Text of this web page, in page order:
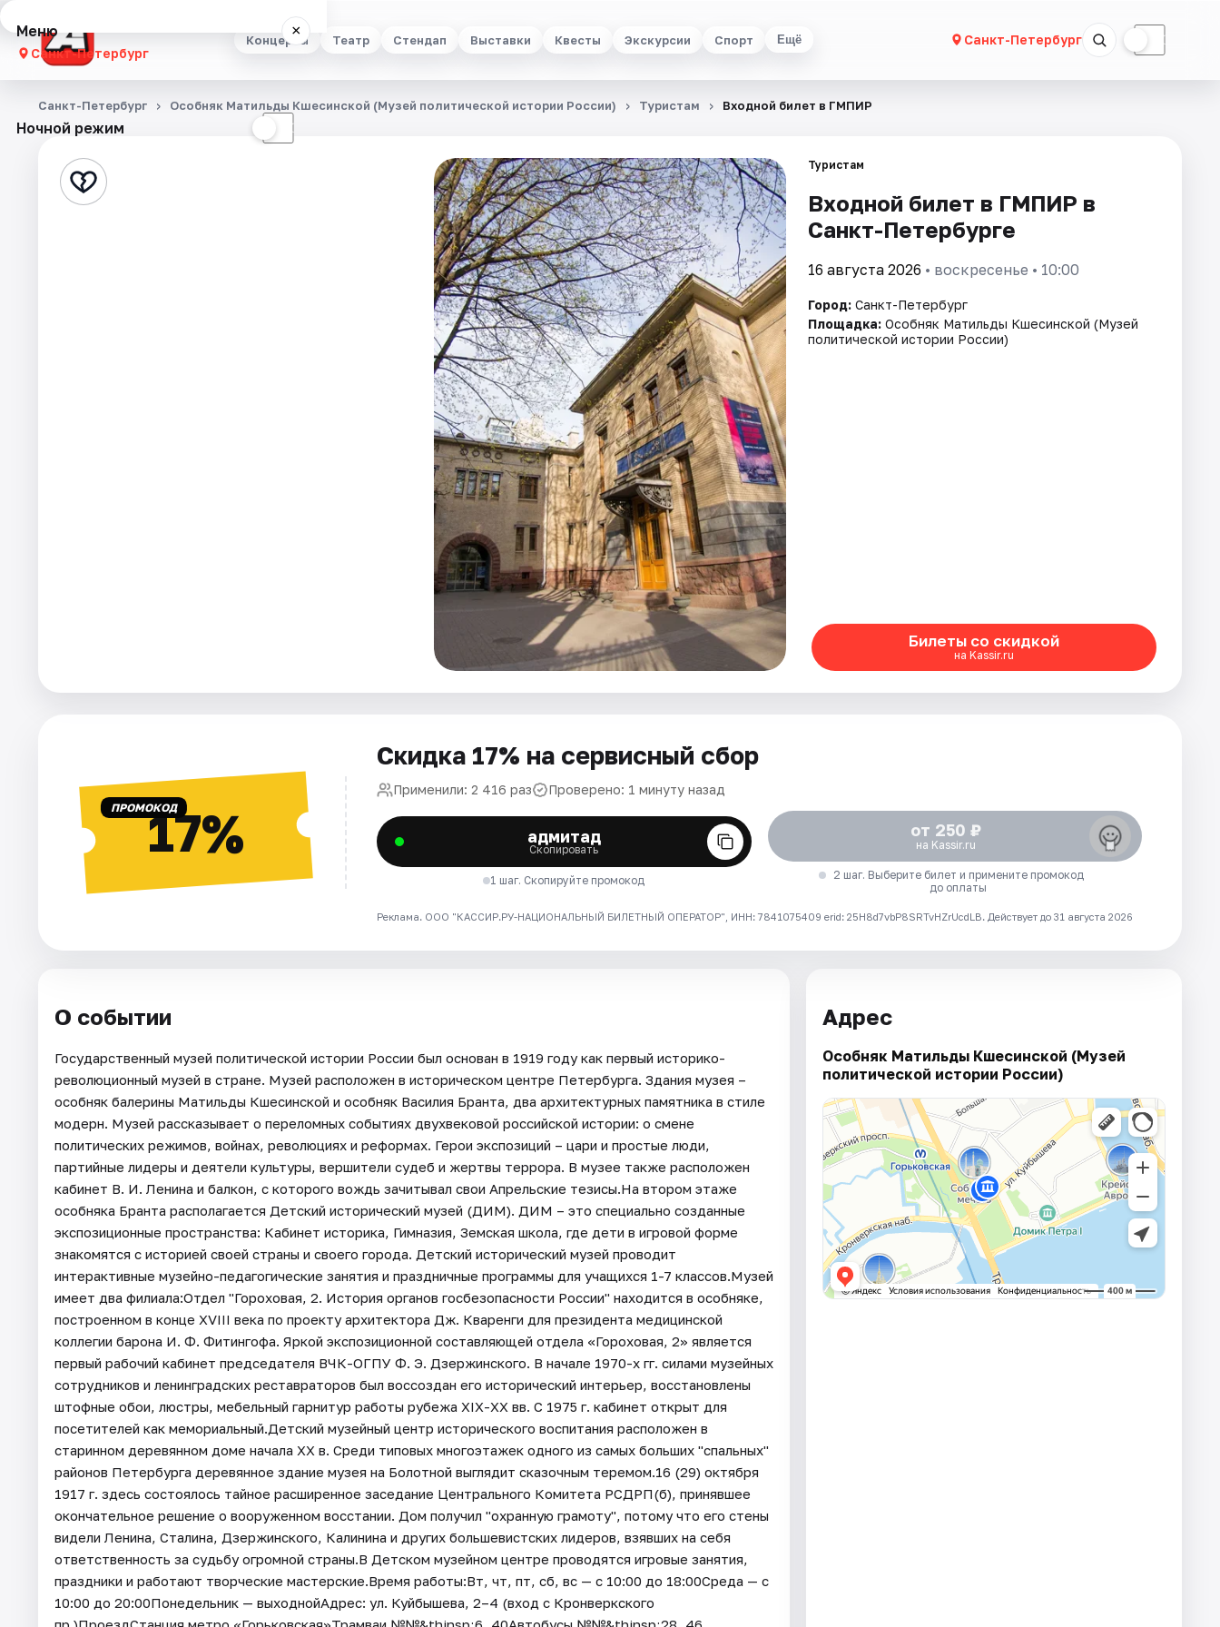
Концерты Театр Стендап Выставки Квесты Экскурсии Спорт Ещё Санкт-Петербург ☾
Меню ×
Санкт-Петербург
Концерты
Стендап
Ночной режим ☾
Санкт-Петербург Особняк Матильды Кшесинской (Музей политической истории России) Туристам Входной билет в ГМПИР
Туристам
Входной билет в ГМПИР в
Санкт-Петербурге
16 августа 2026 • воскресенье • 10:00
Город: Санкт-Петербург
Площадка: Особняк Матильды Кшесинской (Музей
политической истории России)
Билеты со скидкой
на Kassir.ru
ПРОМОКОД17%
Скидка 17% на сервисный сбор
Применили: 2 416 раз Проверено: 1 минуту назад
адмитад
Скопировать
1 шаг. Скопируйте промокод
от 250 ₽
на Kassir.ru
2 шаг. Выберите билет и примените промокод
до оплаты
Реклама. ООО "КАССИР.РУ-НАЦИОНАЛЬНЫЙ БИЛЕТНЫЙ ОПЕРАТОР", ИНН: 7841075409 erid: 25H8d7vbP8SRTvHZrUcdLB. Действует до 31 августа 2026
О событии
Государственный музей политической истории России был основан в 1919 году как первый историко-
революционный музей в стране. Музей расположен в историческом центре Петербурга. Здания музея –
особняк балерины Матильды Кшесинской и особняк Василия Бранта, два архитектурных памятника в стиле
модерн. Музей рассказывает о переломных событиях двухвековой российской истории: о смене
политических режимов, войнах, революциях и реформах. Герои экспозиций – цари и простые люди,
партийные лидеры и деятели культуры, вершители судеб и жертвы террора. В музее также расположен
кабинет В. И. Ленина и балкон, с которого вождь зачитывал свои Апрельские тезисы.На втором этаже
особняка Бранта располагается Детский исторический музей (ДИМ). ДИМ – это специально созданные
экспозиционные пространства: Кабинет историка, Гимназия, Земская школа, где дети в игровой форме
знакомятся с историей своей страны и своего города. Детский исторический музей проводит
интерактивные музейно-педагогические занятия и праздничные программы для учащихся 1-7 классов.Музей
имеет два филиала:Отдел "Гороховая, 2. История органов госбезопасности России" находится в особняке,
построенном в конце XVIII века по проекту архитектора Дж. Кваренги для президента медицинской
коллегии барона И. Ф. Фитингофа. Яркой экспозиционной составляющей отдела «Гороховая, 2» является
первый рабочий кабинет председателя ВЧК-ОГПУ Ф. Э. Дзержинского. В начале 1970-х гг. силами музейных
сотрудников и ленинградских реставраторов был воссоздан его исторический интерьер, восстановлены
штофные обои, люстры, мебельный гарнитур работы рубежа XIX-XX вв. С 1975 г. кабинет открыт для
посетителей как мемориальный.Детский музейный центр исторического воспитания расположен в
старинном деревянном доме начала XX в. Среди типовых многоэтажек одного из самых больших "спальных"
районов Петербурга деревянное здание музея на Болотной выглядит сказочным теремом.16 (29) октября
1917 г. здесь состоялось тайное расширенное заседание Центрального Комитета РСДРП(б), принявшее
окончательное решение о вооруженном восстании. Дом получил "охранную грамоту", потому что его стены
видели Ленина, Сталина, Дзержинского, Калинина и других большевистских лидеров, взявших на себя
ответственность за судьбу огромной страны.В Детском музейном центре проводятся игровые занятия,
праздники и работают творческие мастерские.Время работы:Вт, чт, пт, сб, вс — с 10:00 до 18:00Среда — с
10:00 до 20:00Понедельник — выходнойАдрес: ул. Куйбышева, 2–4 (вход с Кронверкского
Адрес
Особняк Матильды Кшесинской (Музей
политической истории России)